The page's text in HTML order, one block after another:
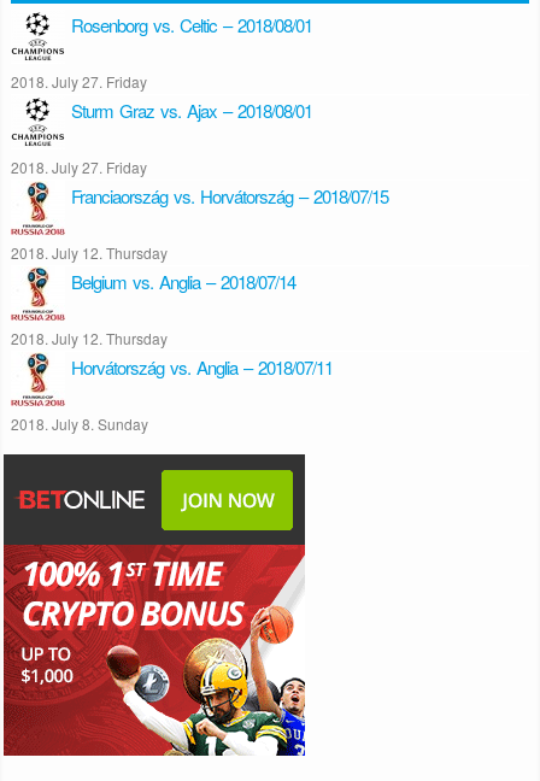
Rosenborg vs. Celtic – 2018/08/01
2018. July 27. Friday
Sturm Graz vs. Ajax – 2018/08/01
2018. July 27. Friday
Franciaország vs. Horvátország – 2018/07/15
2018. July 12. Thursday
Belgium vs. Anglia – 2018/07/14
2018. July 12. Thursday
Horvátország vs. Anglia – 2018/07/11
2018. July 8. Sunday